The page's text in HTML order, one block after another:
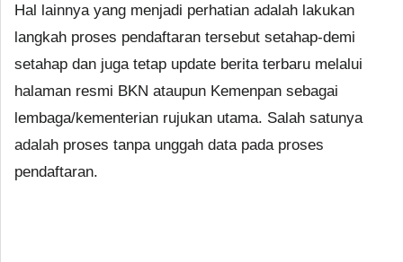
Hal lainnya yang menjadi perhatian adalah lakukan
langkah proses pendaftaran tersebut setahap-demi
setahap dan juga tetap update berita terbaru melalui
halaman resmi BKN ataupun Kemenpan sebagai
lembaga/kementerian rujukan utama. Salah satunya
adalah proses tanpa unggah data pada proses
pendaftaran.